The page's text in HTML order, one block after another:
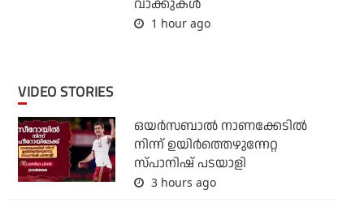
വാക്കുകള്‍
1 hour ago
VIDEO STORIES
ഒയര്‍സബാൽ നാണക്കേടിൽ
നിന്ന് ഉയിർത്തെഴുന്നേറ്റ
സ്പാനിഷ് പടയാളി
3 hours ago